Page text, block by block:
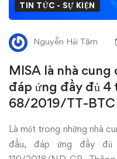
cấp
hóa
đơn
điện
tử
đáp
TIN TỨC - SỰ KIỆN
Nguyễn Hải Tâm
MISA là nhà cung
đáp ứng đầy đủ 4
68/2019/TT-BTC
Là một trong những nhà
đầu, đáp ứng đầy